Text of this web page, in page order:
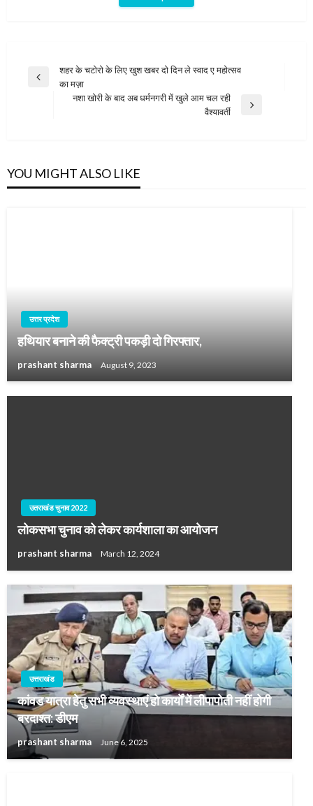
Post
navigation
Previous
शहर के चटोरो के लिए खुश खबर दो दिन ले स्वाद ए महोत्सव
का मज़ा
नशा खोरी के बाद अब धर्मनगरी में खुले आम चल रही
वैश्यावर्ती
YOU MIGHT ALSO LIKE
उत्तर प्रदेश
हथियार बनाने की फैक्ट्री पकड़ी दो गिरफ्तार,
prashant sharma August 9, 2023
उतराखंड चुनाव 2022
लोकसभा चुनाव को लेकर कार्यशाला का आयोजन
prashant sharma March 12, 2024
उत्तराखंड
कांवड यात्रा हेतु सभी व्यवस्थाएं हो कार्यों में लीपापोती नहीं होगी
बरदाश्त: डीएम
prashant sharma June 6, 2025